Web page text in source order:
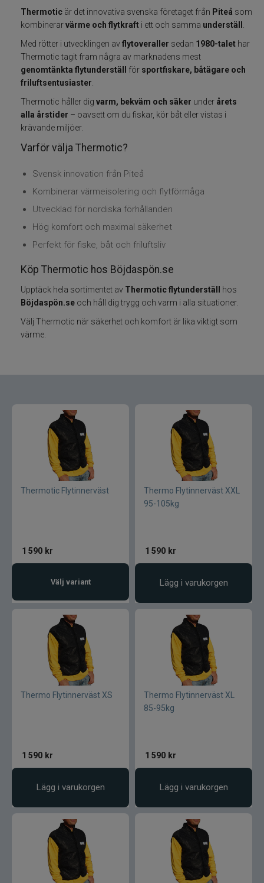
Kläder
Trolling
Specimenfiske
Varumärken
Grundéns
Mikado
13 Fishing
ABU Garcia
Fox International
AH Baits
Ahrex
Benecchi
Bomber
Blue fox skeddrag
Böjda spön
C&F Design
Costa
Cotton Cordell
Thermotic är det innovativa svenska företaget från Piteå som
kombinerarvärme och flytkraft i ett och samma underställ
Med rötter i utvecklingen avflytoveraller sedan 1980-talet har
Thermotic tagit fram några av marknadens mest
genomtänkta flytunderställ
för sportfiskare, båtägare och
friluftsentusiaster
Thermotic håller dig varm, bekväm och säker under årets
alla årstider – oavsett om du fiskar, kör båt eller vistas i
krävande miljöer.
Varför välja Thermotic?
Svensk innovation från Piteå
Kombinerar värmeisolering och flytförmåga
Utvecklad för nordiska förhållanden
Hög komfort och maximal säkerhet
Perfekt för fiske, båt och friluftsliv
Köp Thermotic hos Böjdaspön.se
Upptäck hela sortimentet av Thermotic flytunderställ
hos
Böjdaspön.se och håll dig trygg och varm i alla situationer.
Välj Thermotic när säkerhet och komfort är lika viktigt som
värme.
Thermotic Flytinnerväst
1 590 kr
Välj variant
Thermo Flytinnerväst XXL
95-105kg
1 590 kr
Lägg i varukorgen
Thermo Flytinnerväst XS
1 590 kr
Lägg i varukorgen
Thermo Flytinnerväst XL
85-95kg
1 590 kr
Lägg i varukorgen